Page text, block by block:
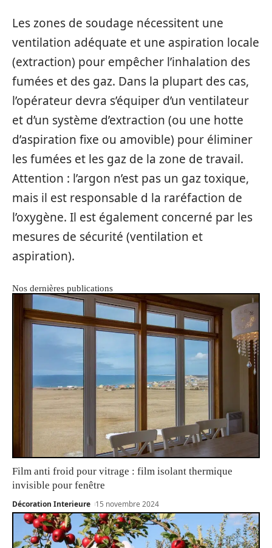
Les zones de soudage nécessitent une
ventilation adéquate et une aspiration locale
(extraction) pour empêcher l’inhalation des
fumées et des gaz. Dans la plupart des cas,
l’opérateur devra s’équiper d’un ventilateur
et d’un système d’extraction (ou une hotte
d’aspiration fixe ou amovible) pour éliminer
les fumées et les gaz de la zone de travail.
Attention : l’argon n’est pas un gaz toxique,
mais il est responsable d la raréfaction de
l’oxygène. Il est également concerné par les
mesures de sécurité (ventilation et
aspiration).
Nos dernières publications
Film anti froid pour vitrage : film isolant thermique
invisible pour fenêtre
Décoration Interieure 15 novembre 2024